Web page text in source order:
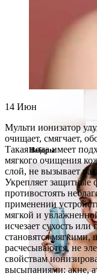
Маски для лица(111)
Наборы
14 Июн
Мульти ионизатор
очищает, смягчает,
Такая вода имеет
мягкого очищения
слой, не вызывает
Укрепляет защитные
противостоять
применении
мягкой и
исчезает сухость
становятся
расчесываются, не
свойствам
высыпаниями: акне,